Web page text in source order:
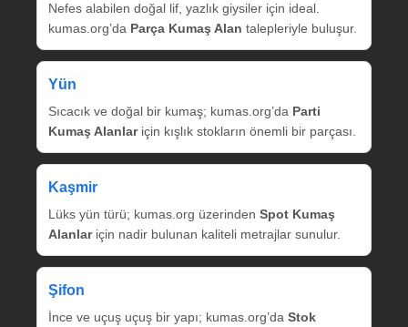
Nefes alabilen doğal lif, yazlık giysiler için ideal.
kumas.org’da Parça Kumaş Alan talepleriyle buluşur.
Yün
Sıcacık ve doğal bir kumaş; kumas.org’da Parti
Kumaş Alanlariçin kışlık stokların önemli bir parçası.
Kaşmir
Lüks yün türü; kumas.org üzerinden Spot Kumaş
Alanlariçin nadir bulunan kaliteli metrajlar sunulur.
Şifon
İnce ve uçuş uçuş bir yapı; kumas.org’da Stok